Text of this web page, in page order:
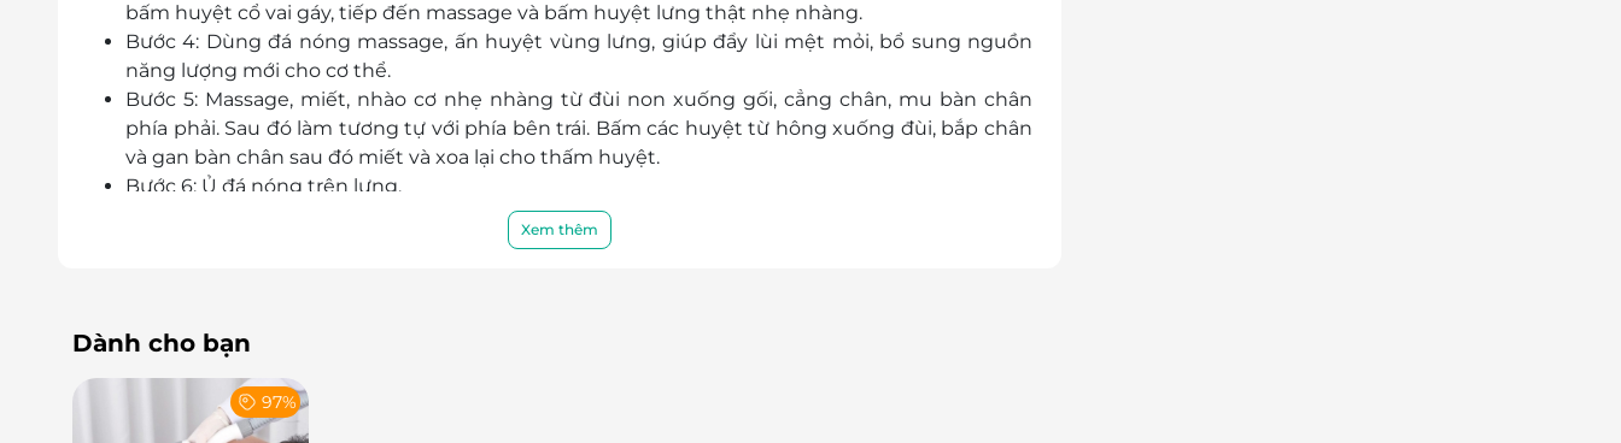
bấm huyệt cổ vai gáy, tiếp đến massage và bấm huyệt lưng thật nhẹ nhàng.
Bước 4: Dùng đá nóng massage, ấn huyệt vùng lưng, giúp đẩy lùi mệt mỏi, bổ sung nguồn
năng lượng mới cho cơ thể.
Bước 5: Massage, miết, nhào cơ nhẹ nhàng từ đùi non xuống gối, cẳng chân, mu bàn chân
phía phải. Sau đó làm tương tự với phía bên trái. Bấm các huyệt từ hông xuống đùi, bắp chân
và gan bàn chân sau đó miết và xoa lại cho thấm huyệt.
Bước 6: Ủ đá nóng trên lưng.
Bước 7: Massage vùng đùi và bắp chân (trước và sau) giúp giảm đau nhức và tiêu mỡ có kết
Bước 9: Massage hai tay, thoa dầu và massage, miết, nhào cơ nhẹ nhàng hai cánh tay, bàn tay,
ngón tay. Bấm các huyệt cơ bản hai cánh tay và hai bàn tay. Sau đó dùng đá nóng massage 2
Bước 10: Massage và ấn huyệt đầu, vai, cổ. Dùng đá nóng massage vùng cổ vai gáy.
Xem thêm
Dành cho bạn
97%